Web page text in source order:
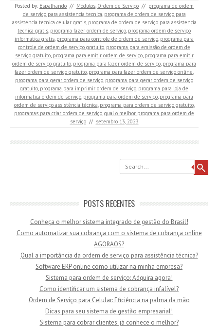
Posted by: Espalhando // Módulos, Ordem de Serviço // programa de ordem
de serviço para assistencia tecnica, programa de ordem de serviço para
assistencia tecnica celular gratis, programa de ordem de serviço para assistencia
tecnica gratis, programa fazer ordem de serviço, programa ordem de serviço
informatica gratis, programa para controle de ordem de serviço, programa para
controle de ordem de serviço gratuito, programa para emissão de ordem de
serviço gratuito, programa para emitir ordem de serviço, programa para emitir
ordem de serviço gratuito, programa para fazer ordem de serviço, programa para
fazer ordem de serviço gratuito, programa para fazer ordem de serviço online,
programa para gerar ordem de serviço, programa para gerar ordem de serviço
gratuito, programa para imprimir ordem de serviço, programa para loja de
informatica ordem de serviço, programa para ordem de serviço, programa para
ordem de serviço assistência técnica, programa para ordem de serviço gratuito,
programas para criar ordem de serviço,qual o melhor programa para ordem de
serviço // setembro 13, 2023
Search
POSTS RECENTES
Conheça o melhor sistema integrado de gestão do Brasil!
Como automatizar sua cobrança com o sistema de cobrança online
AGORAOS?
Qual a importância da ordem de serviço para assistência técnica?
Software ERP online como utilizar na minha empresa?
Sistema para ordem de serviço: Adquira agora!
Como identificar um sistema de cobrança infalível?
Ordem de Serviço para Celular: Eficiência na palma da mão
Dicas para seu sistema de gestão empresarial!
Sistema para cobrar clientes: já conhece o melhor?